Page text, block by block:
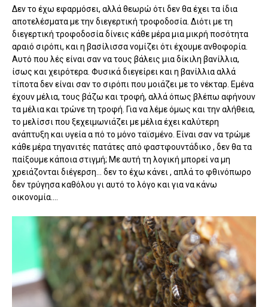
Δεν το έχω εφαρμόσει, αλλά θεωρώ ότι δεν θα έχει τα ίδια
αποτελέσματα με την διεγερτική τροφοδοσία. Διότι με τη
διεγερτική τροφοδοσία δίνεις κάθε μέρα μια μικρή ποσότητα
αραιό σιρόπι, και η βασίλισσα νομίζει ότι έχουμε ανθοφορία.
Αυτό που λές είναι σαν να τους βάλεις μια δίκιλη βανίλλια,
ίσως και χειρότερα. Φυσικά διεγείρει και η βανίλλια αλλά
τίποτα δεν είναι σαν το σιρόπι που μοιάζει με το νέκταρ. Εμένα
έχουν μέλια, τους βάζω και τροφή, αλλά όπως βλέπω αφήνουν
τα μέλια και τρώνε τη τροφή. Για να λέμε όμως και την αλήθεια,
το μελίσσι που ξεχειμωνιάζει με μέλια έχει καλύτερη
ανάπτυξη και υγεία α πό το μόνο ταϊσμένο. Είναι σαν να τρώμε
κάθε μέρα τηγανιτές πατάτες από φαστφουντάδικο , δεν θα τα
παίξουμε κάποια στιγμή; Με αυτή τη λογική μπορεί να μη
χρειάζονται διέγερση... δεν το έχω κάνει , απλά το φθινόπωρο
δεν τρύγησα καθόλου γι αυτό το λόγο και για να κάνω
οικονομία....